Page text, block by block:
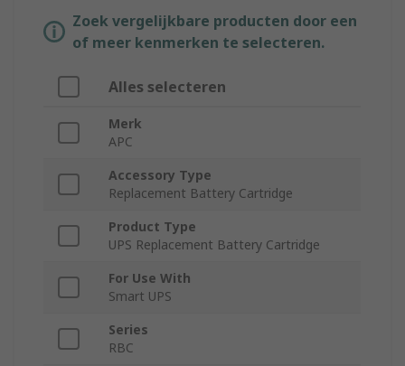
Zoek vergelijkbare producten door een
of meer kenmerken te selecteren.
Alles selecteren
Merk
APC
Accessory Type
Replacement Battery Cartridge
Product Type
UPS Replacement Battery Cartridge
For Use With
Smart UPS
Series
RBC